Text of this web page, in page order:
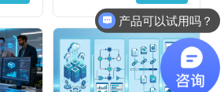
产品可以试用吗？